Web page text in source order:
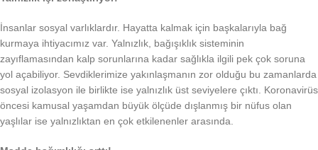
İnsanlar sosyal varlıklardır. Hayatta kalmak için başkalarıyla bağ
kurmaya ihtiyacımız var. Yalnızlık, bağışıklık sisteminin
zayıflamasından kalp sorunlarına kadar sağlıkla ilgili pek çok soruna
yol açabiliyor. Sevdiklerimize yakınlaşmanın zor olduğu bu zamanlarda
sosyal izolasyon ile birlikte ise yalnızlık üst seviyelere çıktı. Koronavirüs
öncesi kamusal yaşamdan büyük ölçüde dışlanmış bir nüfus olan
yaşlılar ise yalnızlıktan en çok etkilenenler arasında.